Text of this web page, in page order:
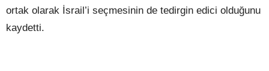
ortak olarak İsrail’i seçmesinin de tedirgin edici olduğunu
kaydetti.